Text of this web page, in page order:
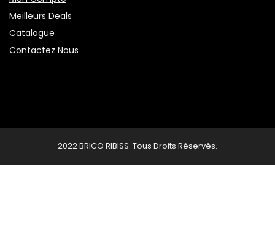
Meilleurs Deals
Catalogue
Contactez Nous
2022 BRICO RIBISS. Tous Droits Réservés.